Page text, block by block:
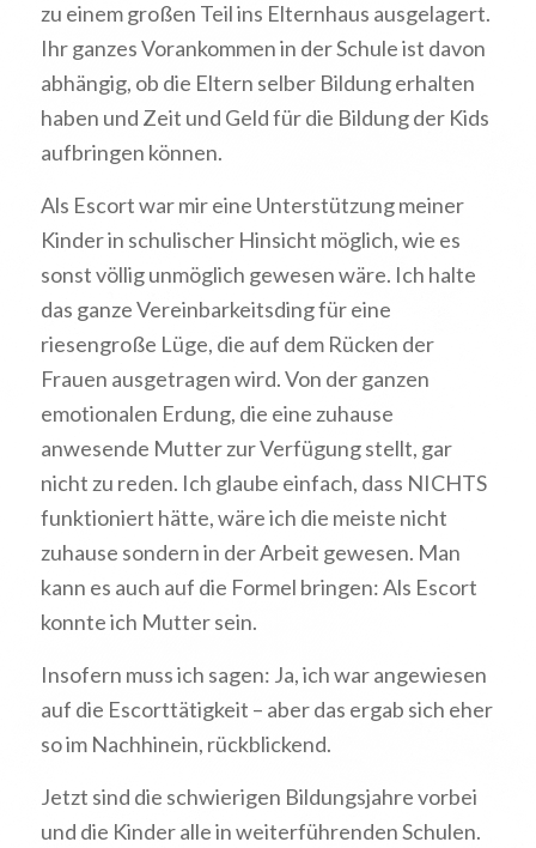
zu einem großen Teil ins Elternhaus ausgelagert.
Ihr ganzes Vorankommen in der Schule ist davon
abhängig, ob die Eltern selber Bildung erhalten
haben und Zeit und Geld für die Bildung der Kids
aufbringen können.
Als Escort war mir eine Unterstützung meiner
Kinder in schulischer Hinsicht möglich, wie es
sonst völlig unmöglich gewesen wäre. Ich halte
das ganze Vereinbarkeitsding für eine
riesengroße Lüge, die auf dem Rücken der
Frauen ausgetragen wird. Von der ganzen
emotionalen Erdung, die eine zuhause
anwesende Mutter zur Verfügung stellt, gar
nicht zu reden. Ich glaube einfach, dass NICHTS
funktioniert hätte, wäre ich die meiste nicht
zuhause sondern in der Arbeit gewesen. Man
kann es auch auf die Formel bringen: Als Escort
konnte ich Mutter sein.
Insofern muss ich sagen: Ja, ich war angewiesen
auf die Escorttätigkeit – aber das ergab sich eher
so im Nachhinein, rückblickend.
Jetzt sind die schwierigen Bildungsjahre vorbei
und die Kinder alle in weiterführenden Schulen.